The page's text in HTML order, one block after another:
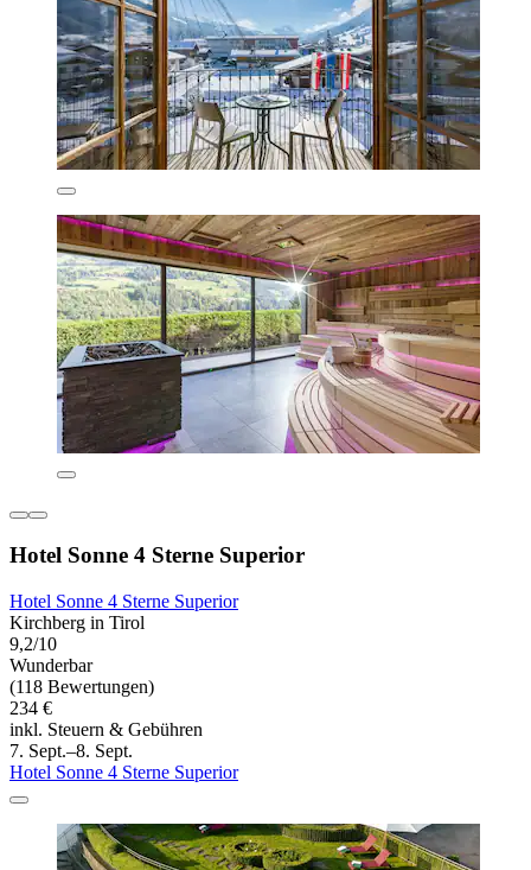
Hotel Sonne 4 Sterne Superior
Hotel Sonne 4 Sterne Superior
Kirchberg in Tirol
9,2/10
Wunderbar
(118 Bewertungen)
234 €
inkl. Steuern & Gebühren
7. Sept.–8. Sept.
Hotel Sonne 4 Sterne Superior